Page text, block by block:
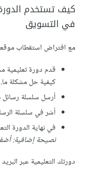
كيف تستخدم الدورة
في التسويق
مع افتراض استقطاب
قدم دورة تعليمية
كيفية حل مشكلة ما.
أرسل سلسلة رسائل
أشر في سلسلة
في نهاية الدورة
نصيحة إضافية: أضف
دورتك التعليمية عبر